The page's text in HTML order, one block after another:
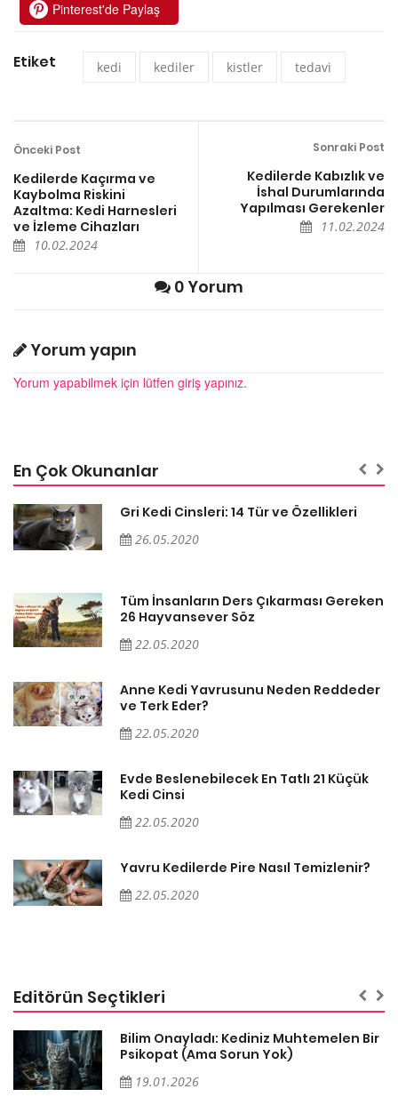
Pinterest'de Paylaş
Etiket kedi kediler kistler tedavi
Önceki Post
Kedilerde Kaçırma ve
Kaybolma Riskini
Azaltma: Kedi Harnesleri
ve İzleme Cihazları
10.02.2024
Sonraki Post
Kedilerde Kabızlık ve
İshal Durumlarında
Yapılması Gerekenler
11.02.2024
0 Yorum
Yorum yapın
Yorum yapabilmek için lütfen giriş yapınız.
En Çok Okunanlar
Gri Kedi Cinsleri: 14 Tür ve Özellikleri
26.05.2020
Tüm İnsanların Ders Çıkarması Gereken
26 Hayvansever Söz
22.05.2020
Anne Kedi Yavrusunu Neden Reddeder
ve Terk Eder?
22.05.2020
Evde Beslenebilecek En Tatlı 21 Küçük
Kedi Cinsi
22.05.2020
Yavru Kedilerde Pire Nasıl Temizlenir?
22.05.2020
Editörün Seçtikleri
Bilim Onayladı: Kediniz Muhtemelen Bir
Psikopat (Ama Sorun Yok)
19.01.2026